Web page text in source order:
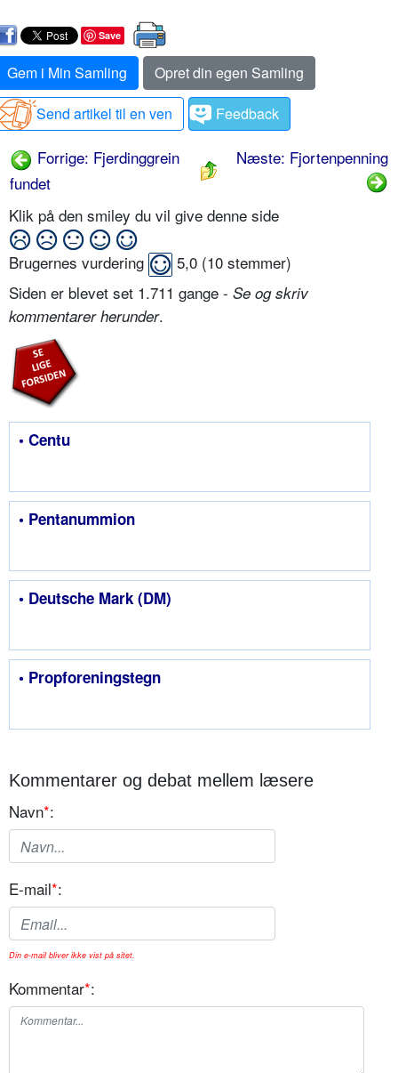
Save
Gem i Min Samling
Opret din egen Samling
Send artikel til en ven
Feedback
Forrige: Fjerdinggrein
fundet
Næste: Fjortenpenning
Klik på den smiley du vil give denne side
Brugernes vurdering 5,0 (10 stemmer)
Siden er blevet set 1.711 gange - Se og skriv
kommentarer herunder.
• Centu
• Pentanummion
• Deutsche Mark (DM)
• Propforeningstegn
Kommentarer og debat mellem læsere
Navn*:
E-mail*:
Din e-mail bliver ikke vist på sitet.
Kommentar*: